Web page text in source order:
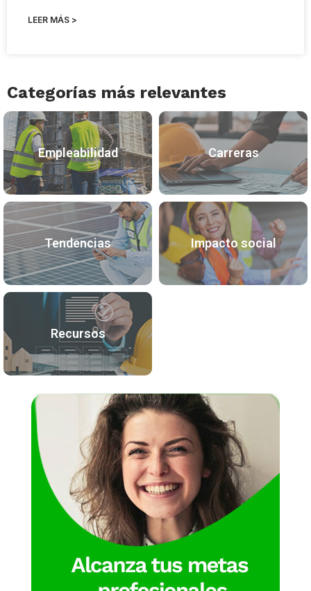
LEER MÁS >
Categorías más relevantes
Empleabilidad Carreras
Tendencias Impacto social
Recursos